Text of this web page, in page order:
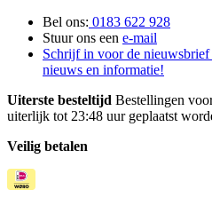
Bel ons: 0183 622 928
Stuur ons een e-mail
Schrijf in voor de nieuwsbrief
nieuws en informatie!
Uiterste besteltijd Bestellingen
uiterlijk tot 23:48 uur geplaatst
Veilig betalen